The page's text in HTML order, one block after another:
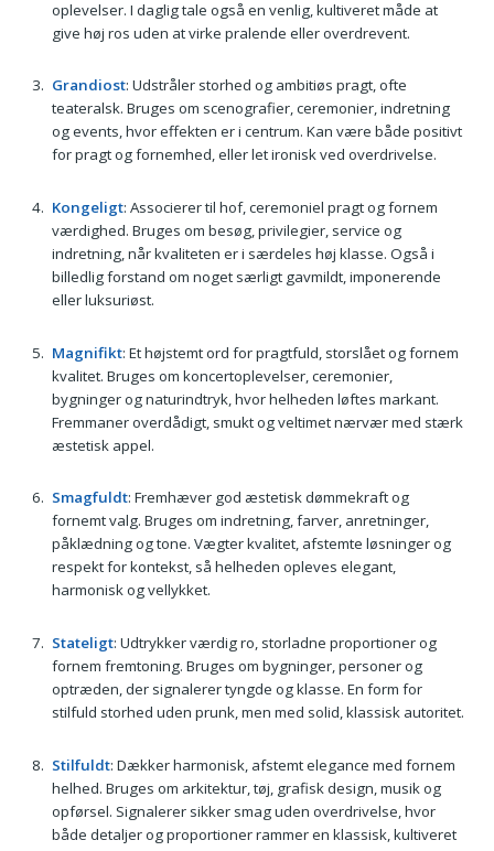
oplevelser. I daglig tale også en venlig, kultiveret måde at
give høj ros uden at virke pralende eller overdrevent.
Grandiost: Udstråler storhed og ambitiøs pragt, ofte
teateralsk. Bruges om scenografier, ceremonier, indretning
og events, hvor effekten er i centrum. Kan være både positivt
for pragt og fornemhed, eller let ironisk ved overdrivelse.
Kongeligt: Associerer til hof, ceremoniel pragt og fornem
værdighed. Bruges om besøg, privilegier, service og
indretning, når kvaliteten er i særdeles høj klasse. Også i
billedlig forstand om noget særligt gavmildt, imponerende
eller luksuriøst.
Magnifikt: Et højstemt ord for pragtfuld, storslået og fornem
kvalitet. Bruges om koncertoplevelser, ceremonier,
bygninger og naturindtryk, hvor helheden løftes markant.
Fremmaner overdådigt, smukt og veltimet nærvær med stærk
æstetisk appel.
Smagfuldt: Fremhæver god æstetisk dømmekraft og
fornemt valg. Bruges om indretning, farver, anretninger,
påklædning og tone. Vægter kvalitet, afstemte løsninger og
respekt for kontekst, så helheden opleves elegant,
harmonisk og vellykket.
Stateligt: Udtrykker værdig ro, storladne proportioner og
fornem fremtoning. Bruges om bygninger, personer og
optræden, der signalerer tyngde og klasse. En form for
stilfuld storhed uden prunk, men med solid, klassisk autoritet.
Stilfuldt: Dækker harmonisk, afstemt elegance med fornem
helhed. Bruges om arkitektur, tøj, grafisk design, musik og
opførsel. Signalerer sikker smag uden overdrivelse, hvor
både detaljer og proportioner rammer en klassisk, kultiveret